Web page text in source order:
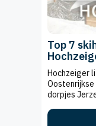
Top 7
Hochzeiger
dorpjes